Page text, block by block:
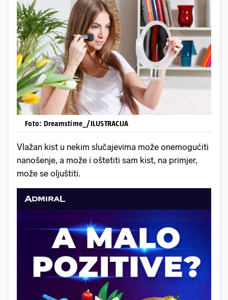
Foto: Dreamstime_/ILUSTRACIJA
Vlažan kist u nekim slučajevima može onemogućiti
nanošenje, a može i oštetiti sam kist, na primjer,
može se oljuštiti.